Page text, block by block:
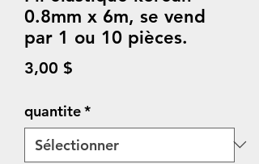
0.8mm x 6m, se vend
par 1 ou 10 pièces.
3,00 $
quantite*